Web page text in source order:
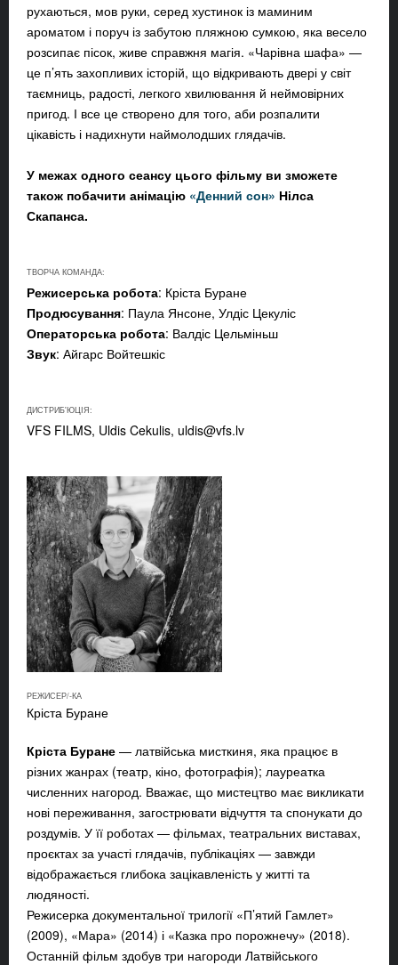
рухаються, мов руки, серед хустинок із маминим
ароматом і поруч із забутою пляжною сумкою, яка весело
розсипає пісок, живе справжня магія. «Чарівна шафа» —
це п’ять захопливих історій, що відкривають двері у світ
таємниць, радості, легкого хвилювання й неймовірних
пригод. І все це створено для того, аби розпалити
цікавість і надихнути наймолодших глядачів.
У межах одного сеансу цього фільму ви зможете
також побачити анімацію «Денний сон» Нілса
Скапанса.
ТВОРЧА КОМАНДА:
Режисерська робота: Кріста Буране
Продюсування: Паула Янсоне, Улдіс Цекуліс
Операторська робота: Валдіс Цельміньш
Звук: Айгарс Войтешкіс
ДИСТРИБ'ЮЦІЯ:
VFS FILMS, Uldis Cekulis, uldis@vfs.lv
РЕЖИСЕР/-КА
Кріста Буране
Кріста Буране — латвійська мисткиня, яка працює в
різних жанрах (театр, кіно, фотографія); лауреатка
численних нагород. Вважає, що мистецтво має викликати
нові переживання, загострювати відчуття та спонукати до
роздумів. У її роботах — фільмах, театральних виставах,
проєктах за участі глядачів, публікаціях — завжди
відображається глибока зацікавленість у житті та
людяності.
Режисерка документальної трилогії «П’ятий Гамлет»
(2009), «Мара» (2014) і «Казка про порожнечу» (2018).
Останній фільм здобув три нагороди Латвійського